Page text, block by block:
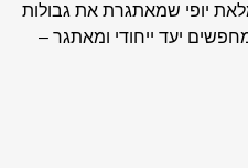
יופי שמאתגרת את גבולות
יעד ייחודי ומאתגר –